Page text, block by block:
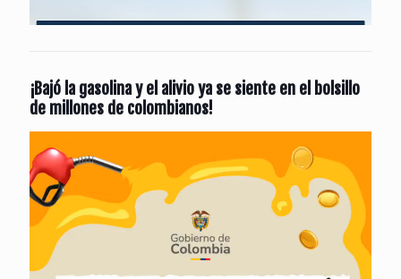
¡Bajó la gasolina y el alivio ya se siente en el bolsillo
de millones de colombianos!
de
vídeo